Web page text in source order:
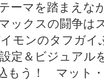
ーマを踏まえな
ックスの闘争は
モンのタフガイ
定＆ビジュアル
もう！ マット